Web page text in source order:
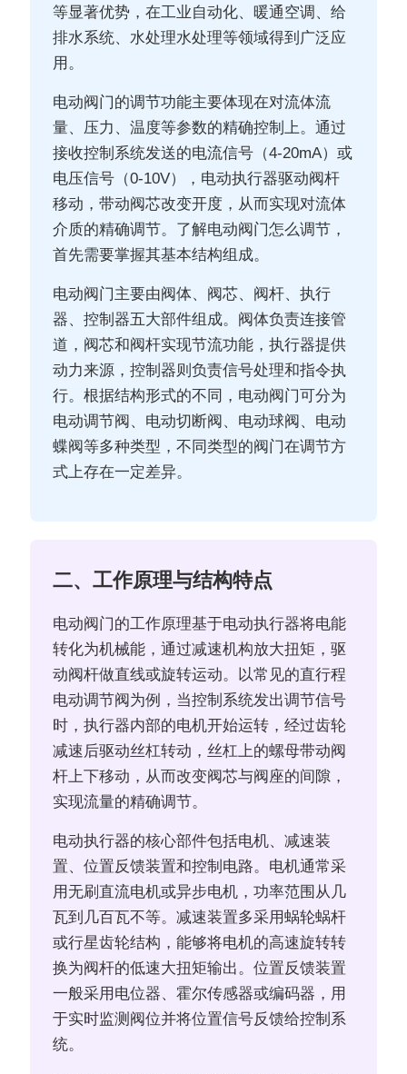
等显著优势，在工业自动化、暖通空调、给
排水系统、水处理水处理等领域得到广泛应
用。
电动阀门的调节功能主要体现在对流体流
量、压力、温度等参数的精确控制上。通过
接收控制系统发送的电流信号（4-20mA）或
电压信号（0-10V），电动执行器驱动阀杆
移动，带动阀芯改变开度，从而实现对流体
介质的精确调节。了解电动阀门怎么调节，
首先需要掌握其基本结构组成。
电动阀门主要由阀体、阀芯、阀杆、执行
器、控制器五大部件组成。阀体负责连接管
道，阀芯和阀杆实现节流功能，执行器提供
动力来源，控制器则负责信号处理和指令执
行。根据结构形式的不同，电动阀门可分为
电动调节阀、电动切断阀、电动球阀、电动
蝶阀等多种类型，不同类型的阀门在调节方
式上存在一定差异。
二、工作原理与结构特点
电动阀门的工作原理基于电动执行器将电能
转化为机械能，通过减速机构放大扭矩，驱
动阀杆做直线或旋转运动。以常见的直行程
电动调节阀为例，当控制系统发出调节信号
时，执行器内部的电机开始运转，经过齿轮
减速后驱动丝杠转动，丝杠上的螺母带动阀
杆上下移动，从而改变阀芯与阀座的间隙，
实现流量的精确调节。
电动执行器的核心部件包括电机、减速装
置、位置反馈装置和控制电路。电机通常采
用无刷直流电机或异步电机，功率范围从几
瓦到几百瓦不等。减速装置多采用蜗轮蜗杆
或行星齿轮结构，能够将电机的高速旋转转
换为阀杆的低速大扭矩输出。位置反馈装置
一般采用电位器、霍尔传感器或编码器，用
于实时监测阀位并将位置信号反馈给控制系
统。